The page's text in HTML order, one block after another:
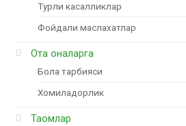
Турли касалликлар
Фойдали маслахатлар
Ота оналарга
Бола тарбияси
Хомиладорлик
Таомлар